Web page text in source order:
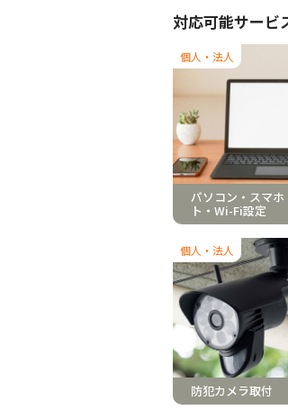
対応可能サービ
個人・法人
パソコン・スマホ
ト・Wi-Fi設定
個人・法人
防犯カメラ取付